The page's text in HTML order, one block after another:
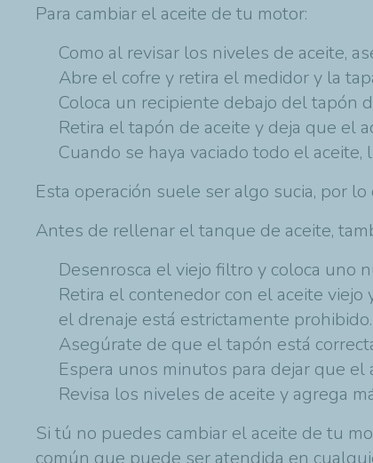
Para cambiar el aceite de tu motor:
Como al revisar los niveles de aceite,
Abre el cofre y retira el medidor y la
Coloca un recipiente debajo del tapón
Retira el tapón de aceite y deja que el
Cuando se haya vaciado todo el
Esta operación suele ser algo sucia, por
Antes de rellenar el tanque de aceite,
Desenrosca el viejo filtro y coloca uno
Retira el contenedor con el aceite
el drenaje está estrictamente prohibido.
Asegúrate de que el tapón está
Espera unos minutos para dejar que el
Revisa los niveles de aceite y agrega
Si tú no puedes cambiar el aceite de tu
común que puede ser atendida en